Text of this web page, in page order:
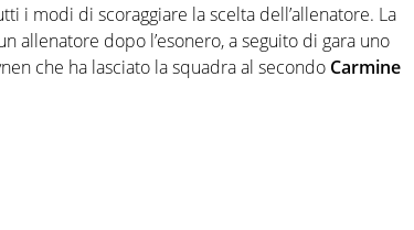
i modi di scoraggiare la scelta dell’allenatore. La
allenatore dopo l’esonero, a seguito di gara uno
che ha lasciato la squadra al secondo Carmine